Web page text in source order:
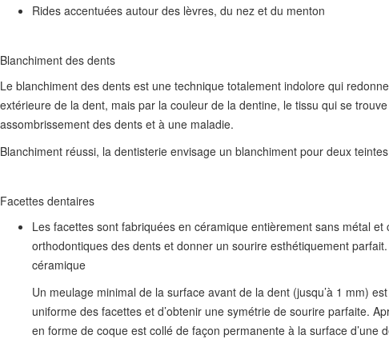
Rides accentuées autour des lèvres, du nez et du menton
Blanchiment des dents
Le blanchiment des dents est une technique totalement indolore qui
extérieure de la dent, mais par la couleur de la dentine, le tissu qui se
assombrissement des dents et à une maladie.
Blanchiment réussi, la dentisterie envisage un blanchiment pour deux
Facettes dentaires
Les facettes sont fabriquées en céramique entièrement sans métal
orthodontiques des dents et donner un sourire esthétiquement
céramique
Un meulage minimal de la surface avant de la dent (jusqu’à 1 mm)
uniforme des facettes et d’obtenir une symétrie de sourire parfaite.
en forme de coque est collé de façon permanente à la surface d’une